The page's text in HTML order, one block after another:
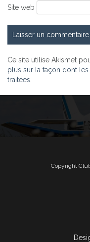
Site web
Ce site utilise Akismet
plus sur la façon dont
traitées
Copyright